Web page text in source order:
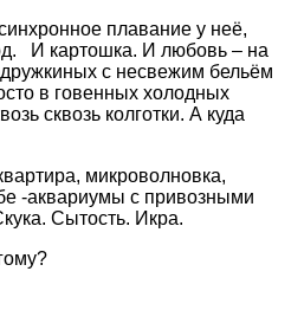
плавание у неё,
И картошка. И любовь – на
с несвежим бельём
в говенных холодных
сквозь колготки. А куда
микроволновка,
-аквариумы с привозными
Сытость. Икра.